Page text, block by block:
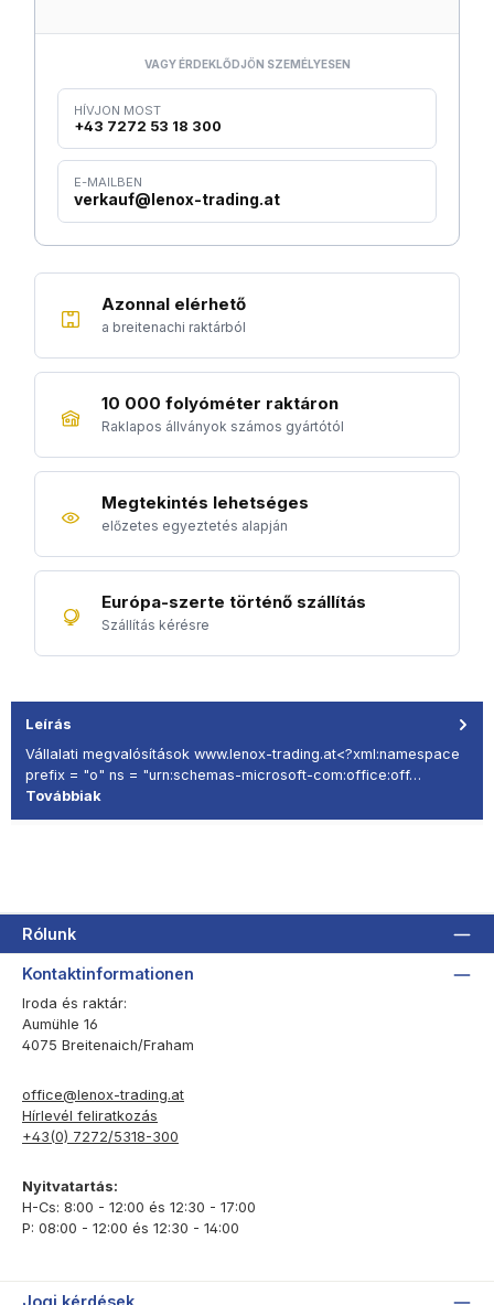
VAGY ÉRDEKLŐDJÖN SZEMÉLYESEN
HÍVJON MOST
+43 7272 53 18 300
E-MAILBEN
verkauf@lenox-trading.at
Azonnal elérhető
a breitenachi raktárból
10 000 folyóméter raktáron
Raklapos állványok számos gyártótól
Megtekintés lehetséges
előzetes egyeztetés alapján
Európa-szerte történő szállítás
Szállítás kérésre
Leírás
Vállalati megvalósítások www.lenox-trading.at<?xml:namespace
prefix = "o" ns = "urn:schemas-microsoft-com:office:off…
Továbbiak
Rólunk
Kontaktinformationen
Iroda és raktár:
Aumühle 16
4075 Breitenaich/Fraham
office@lenox-trading.at
Hírlevél feliratkozás
+43(0) 7272/5318-300
Nyitvatartás:
H-Cs: 8:00 - 12:00 és 12:30 - 17:00
P: 08:00 - 12:00 és 12:30 - 14:00